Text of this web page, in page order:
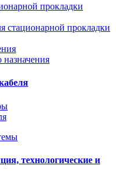
прокладки
стационарной прокладки
технологические и